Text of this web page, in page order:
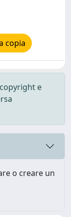
copia
e
o creare un